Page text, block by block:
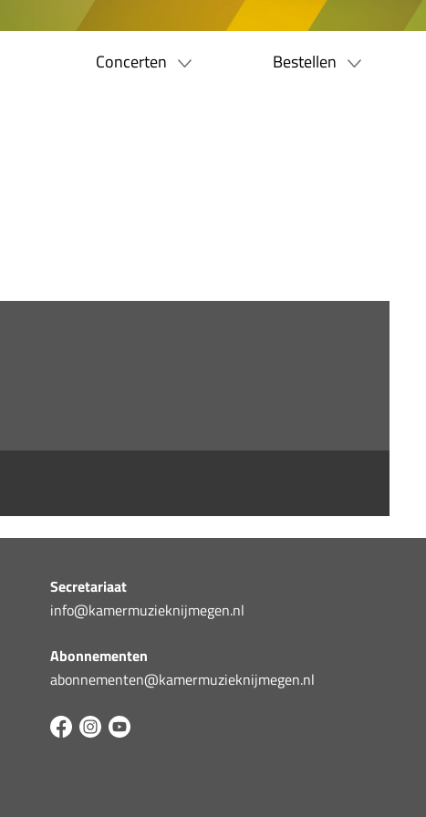
Concerten Bestellen
Secretariaat
info@kamermuzieknijmegen.nl
Abonnementen
abonnementen@kamermuzieknijmegen.nl